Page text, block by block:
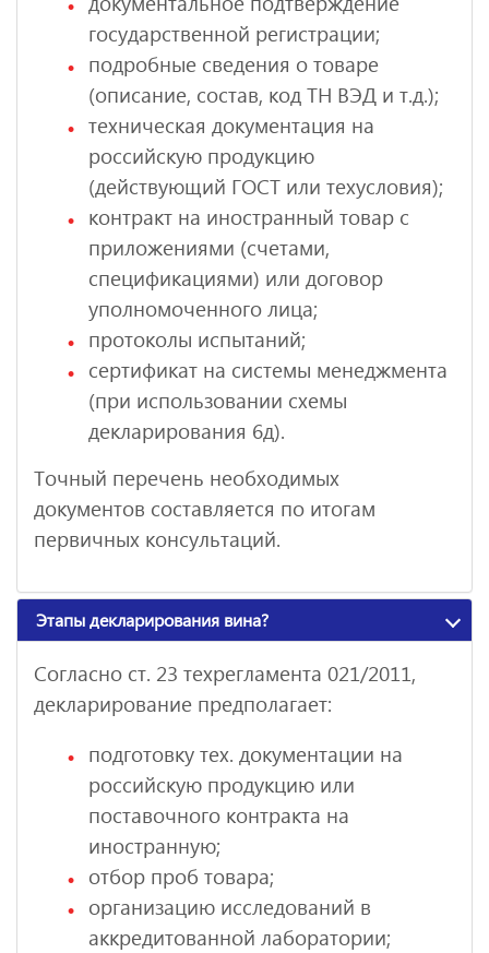
государственной регистрации;
подробные сведения о товаре
(описание, состав, код ТН ВЭД и т.д.);
техническая документация на
российскую продукцию
(действующий ГОСТ или техусловия);
контракт на иностранный товар с
приложениями (счетами,
спецификациями) или договор
уполномоченного лица;
протоколы испытаний;
сертификат на системы менеджмента
(при использовании схемы
декларирования 6д).
Точный перечень необходимых
документов составляется по итогам
первичных консультаций.
Этапы декларирования вина?
Согласно ст. 23 техрегламента 021/2011,
декларирование предполагает:
подготовку тех. документации на
российскую продукцию или
поставочного контракта на
иностранную;
отбор проб товара;
организацию исследований в
аккредитованной лаборатории;